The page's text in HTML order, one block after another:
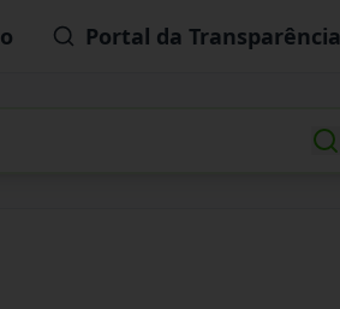
Portal da Transparência